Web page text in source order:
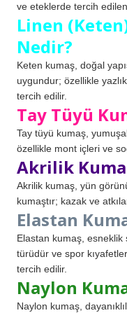
ve eteklerde tercih
Linen
Nedir?
Keten kumaş, doğal
uygundur; özellikle
tercih edilir.
Tay Tüyü
Tay tüyü kumaş,
özellikle mont içleri ve
Akrilik
Akrilik kumaş, yün
kumaştır; kazak ve
Elastan
Elastan kumaş,
türüdür ve spor
tercih edilir.
Naylon
Naylon kumaş,